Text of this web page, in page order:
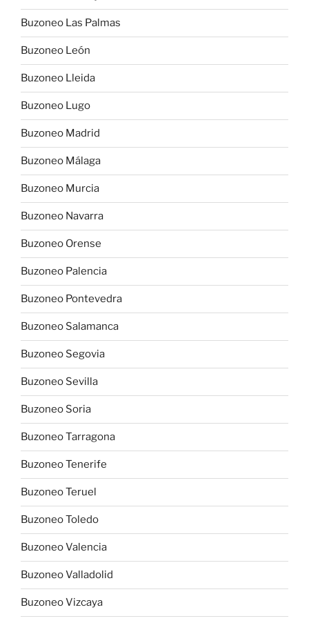
Buzoneo Las Palmas
Buzoneo León
Buzoneo Lleida
Buzoneo Lugo
Buzoneo Madrid
Buzoneo Málaga
Buzoneo Murcia
Buzoneo Navarra
Buzoneo Orense
Buzoneo Palencia
Buzoneo Pontevedra
Buzoneo Salamanca
Buzoneo Segovia
Buzoneo Sevilla
Buzoneo Soria
Buzoneo Tarragona
Buzoneo Tenerife
Buzoneo Teruel
Buzoneo Toledo
Buzoneo Valencia
Buzoneo Valladolid
Buzoneo Vizcaya